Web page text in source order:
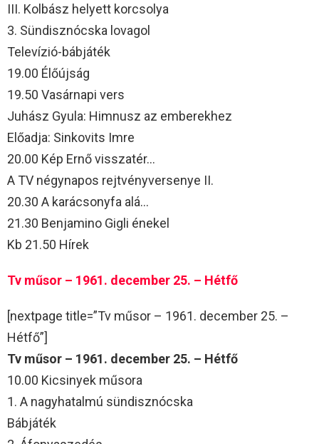
III. Kolbász helyett korcsolya
3. Sündisznócska lovagol
Televízió-bábjáték
19.00 Élőújság
19.50 Vasárnapi vers
Juhász Gyula: Himnusz az emberekhez
Előadja: Sinkovits Imre
20.00 Kép Ernő visszatér…
A TV négynapos rejtvényversenye II.
20.30 A karácsonyfa alá…
21.30 Benjamino Gigli énekel
Kb 21.50 Hírek
Tv műsor – 1961. december 25. – Hétfő
[nextpage title=”Tv műsor – 1961. december 25. –
Hétfő”]
Tv műsor – 1961. december 25. – Hétfő
10.00 Kicsinyek műsora
1. A nagyhatalmú sündisznócska
Bábjáték